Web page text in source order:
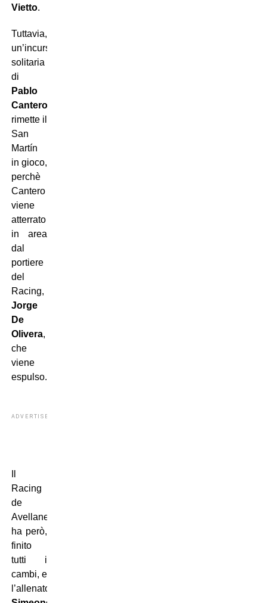
Vietto.
Tuttavia,
un’incursione
solitaria
di
Pablo
Cantero
rimette il
San
Martín
in gioco,
perchè
Cantero
viene
atterrato
in area
dal
portiere
del
Racing,
Jorge
De
Olivera,
che
viene
espulso.
ADVERTISEMENT
Racing
de
Avellaneda
ha però,
finito
tutti i
cambi, e
l’allenatore